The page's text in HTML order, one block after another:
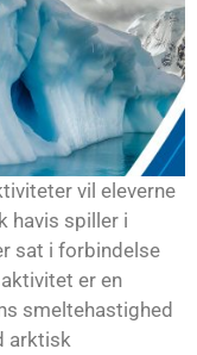
vil eleverne
havis spiller i
sat i forbindelse
er en
smeltehastighed
arktisk